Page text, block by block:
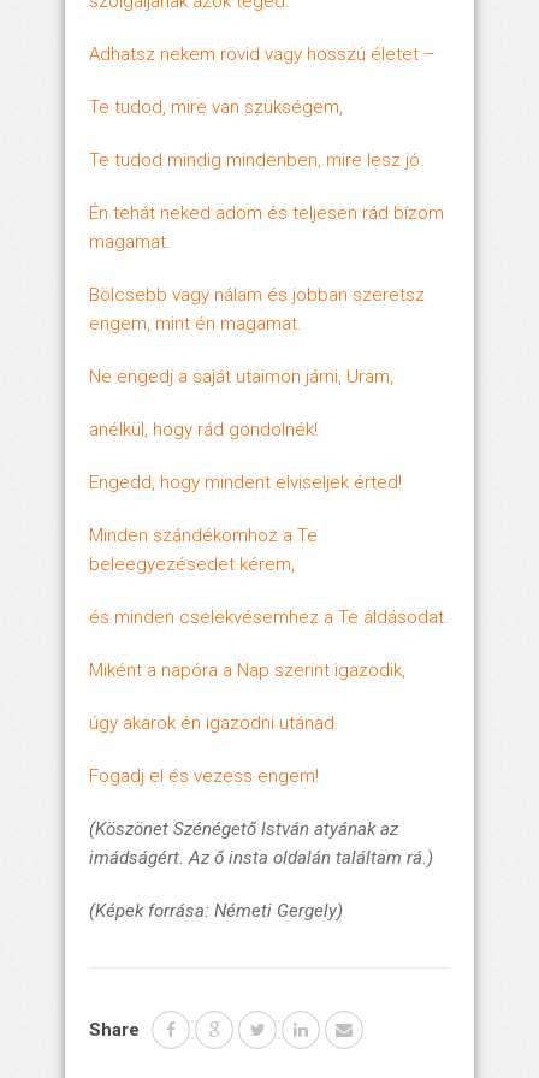
Adhatsz nekem rövid vagy hosszú életet –
Te tudod, mire van szükségem,
Te tudod mindig mindenben, mire lesz jó.
Én tehát neked adom és teljesen rád bízom
magamat.
Bölcsebb vagy nálam és jobban szeretsz
engem, mint én magamat.
Ne engedj a saját utaimon járni, Uram,
anélkül, hogy rád gondolnék!
Engedd, hogy mindent elviseljek érted!
Minden szándékomhoz a Te
beleegyezésedet kérem,
és minden cselekvésemhez a Te áldásodat.
Miként a napóra a Nap szerint igazodik,
úgy akarok én igazodni utánad.
Fogadj el és vezess engem!
(Köszönet Szénégető István atyának az
imádságért. Az ő insta oldalán találtam rá.)
(Képek forrása: Németi Gergely)
Share